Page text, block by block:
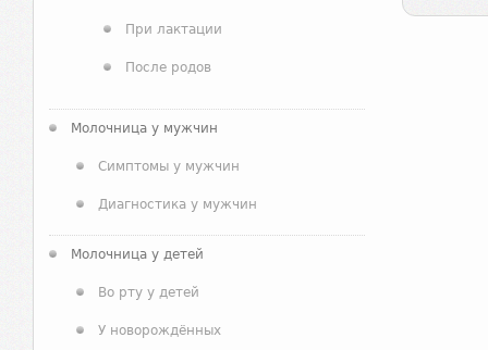
При лактации
После родов
Молочница у мужчин
Симптомы у мужчин
Диагностика у мужчин
Молочница у детей
Во рту у детей
У новорождённых